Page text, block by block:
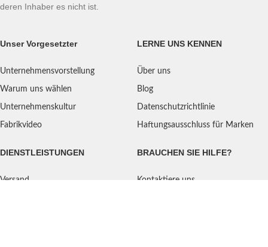
deren Inhaber es nicht ist.
Unser Vorgesetzter
Unternehmensvorstellung
Warum uns wählen
Unternehmenskultur
Fabrikvideo
LERNE UNS KENNEN
Über uns
Blog
Datenschutzrichtlinie
Haftungsausschluss für Marken
DIENSTLEISTUNGEN
Versand
BRAUCHEN SIE HILFE?
Kontaktiere uns